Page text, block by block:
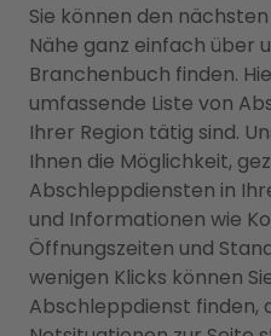
Sie können den
Nähe ganz einfach über
Branchenbuch finden.
umfassende Liste von
Ihrer Region tätig sind.
Ihnen die Möglichkeit,
Abschleppdiensten in
und Informationen wie
Öffnungszeiten und
wenigen Klicks können
Abschleppdienst finden,